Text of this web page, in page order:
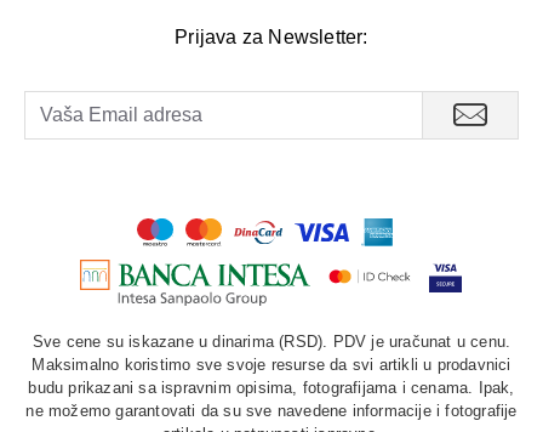
Prijava za Newsletter:
Sve cene su iskazane u dinarima (RSD). PDV je uračunat u cenu.
Maksimalno koristimo sve svoje resurse da svi artikli u prodavnici
budu prikazani sa ispravnim opisima, fotografijama i cenama. Ipak,
ne možemo garantovati da su sve navedene informacije i fotografije